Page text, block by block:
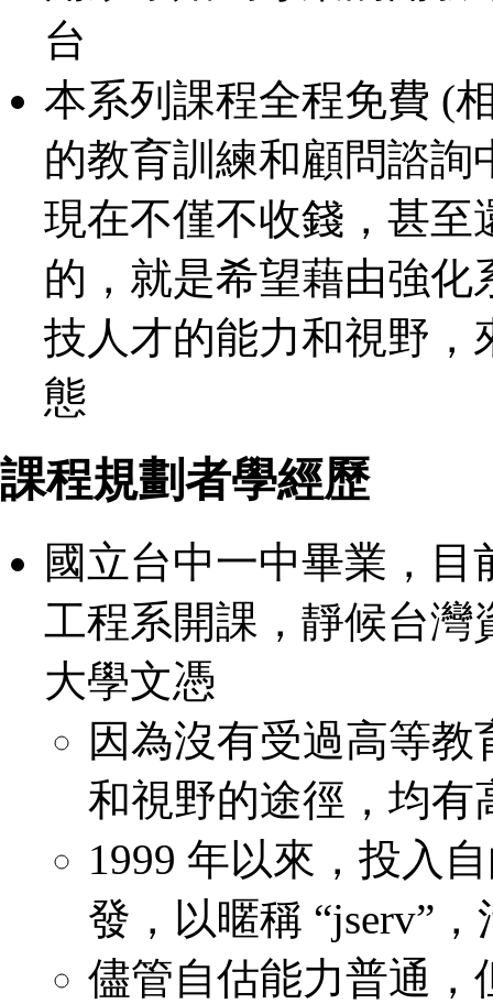
台
本系列課程全程免費 (
的教育訓練和顧問諮詢
現在不僅不收錢，甚至
的，就是希望藉由強
技人才的能力和視野，
態
課程規劃者學經歷
國立台中一中畢業，
工程系開課，靜候台灣
大學文憑
因為沒有受過高等
和視野的途徑，均有
1999 年以來，投入
發，以暱稱 “jserv”
儘管自估能力普通，